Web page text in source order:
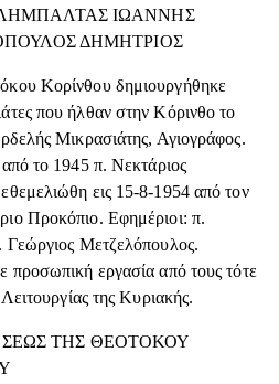
ΙΩΑΝΝΗΣ
ΔΗΜΗΤΡΙΟΣ
Κορίνθου δημιουργήθηκε
που ήλθαν στην Κόρινθο το
Μικρασιάτης, Αγιογράφος.
το 1945 π. Νεκτάριος
εις 15-8-1954 από τον
Προκόπιο. Εφημέριοι: π.
Μετζελόπουλος.
προσωπική εργασία από τους τότε
της Κυριακής.
ΤΗΣ ΘΕΟΤΟΚΟΥ